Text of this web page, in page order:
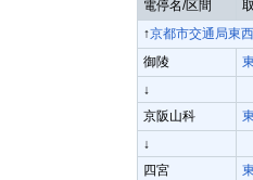
電停名/区間
↑京都市交通局東
御陵
↓
京阪山科
↓
四宮